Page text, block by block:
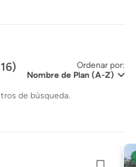
Ordenar por:
de búsqueda.